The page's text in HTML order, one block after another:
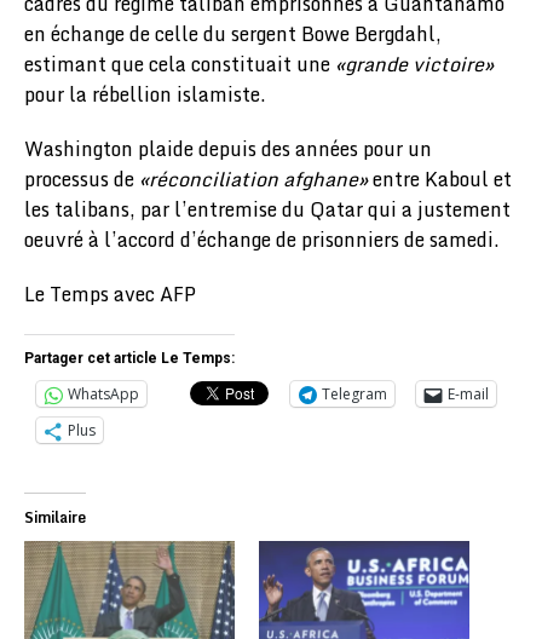
en échange de celle du sergent Bowe Bergdahl,
estimant que cela constituait une «grande victoire»
pour la rébellion islamiste.
Washington plaide depuis des années pour un
processus de «réconciliation afghane»entre Kaboul et
les talibans, par l’entremise du Qatar qui a justement
oeuvré à l’accord d’échange de prisonniers de samedi.
Le Temps avec AFP
Partager cet article Le Temps:
WhatsApp Telegram
E-mail
Plus
Similaire